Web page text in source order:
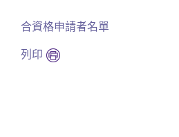
合資格申請者名單
列印